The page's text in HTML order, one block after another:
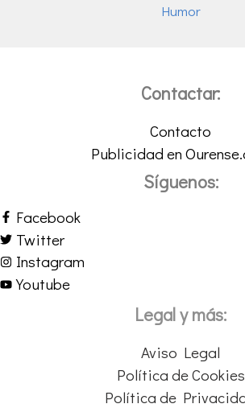
Humor
Contactar:
Contacto
Publicidad en
Síguenos:
Facebook
Twitter
Instagram
Youtube
Legal y más:
Aviso Legal
Política de Cookies
Política de